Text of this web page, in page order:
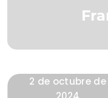
2 de octubre de